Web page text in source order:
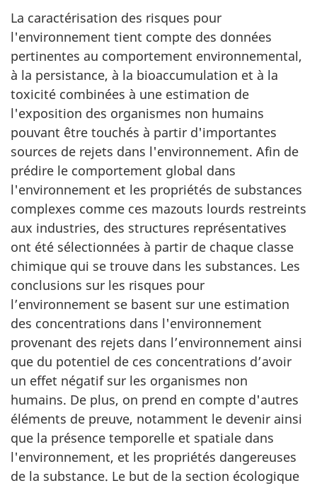
La caractérisation des risques pour
l'environnement tient compte des données
pertinentes au comportement environnemental,
à la persistance, à la bioaccumulation et à la
toxicité combinées à une estimation de
l'exposition des organismes non humains
pouvant être touchés à partir d'importantes
sources de rejets dans l'environnement. Afin de
prédire le comportement global dans
l'environnement et les propriétés de substances
complexes comme ces mazouts lourds restreints
aux industries, des structures représentatives
ont été sélectionnées à partir de chaque classe
chimique qui se trouve dans les substances. Les
conclusions sur les risques pour
l’environnement se basent sur une estimation
des concentrations dans l'environnement
provenant des rejets dans l’environnement ainsi
que du potentiel de ces concentrations d’avoir
un effet négatif sur les organismes non
humains. De plus, on prend en compte d'autres
éléments de preuve, notamment le devenir ainsi
que la présence temporelle et spatiale dans
l'environnement, et les propriétés dangereuses
de la substance. Le but de la section écologique